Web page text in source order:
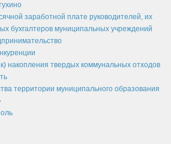
и иных решений
акты
заработной плате руководителей, их
бухгалтеров муниципальных учреждений
накопления твердых коммунальных отходов
территории муниципального образования